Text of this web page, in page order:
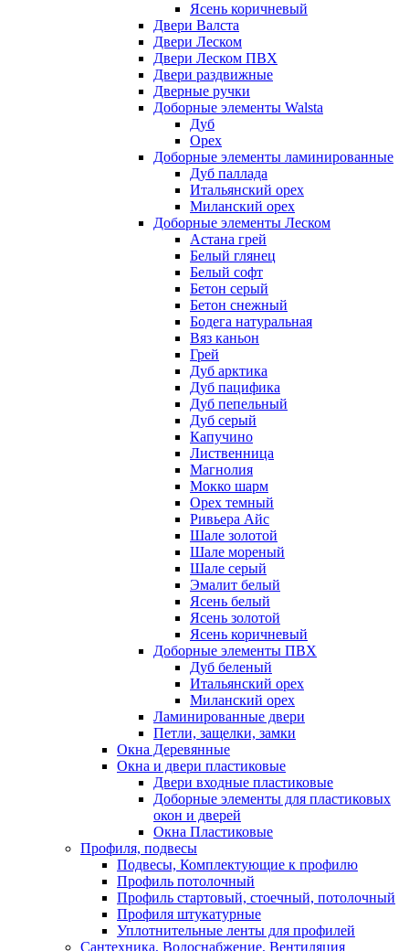
Ясень коричневый
Двери Валста
Двери Леском
Двери Леском ПВХ
Двери раздвижные
Дверные ручки
Доборные элементы Walsta
Дуб
Орех
Доборные элементы ламинированные
Дуб паллада
Итальянский орех
Миланский орех
Доборные элементы Леском
Астана грей
Белый глянец
Белый софт
Бетон серый
Бетон снежный
Бодега натуральная
Вяз каньон
Грей
Дуб арктика
Дуб пацифика
Дуб пепельный
Дуб серый
Капучино
Лиственница
Магнолия
Мокко шарм
Орех темный
Ривьера Айс
Шале золотой
Шале мореный
Шале серый
Эмалит белый
Ясень белый
Ясень золотой
Ясень коричневый
Доборные элементы ПВХ
Дуб беленый
Итальянский орех
Миланский орех
Ламинированные двери
Петли, защелки, замки
Окна Деревянные
Окна и двери пластиковые
Двери входные пластиковые
Доборные элементы для пластиковых
окон и дверей
Окна Пластиковые
Профиля, подвесы
Подвесы, Комплектующие к профилю
Профиль потолочный
Профиль стартовый, стоечный, потолочный
Профиля штукатурные
Уплотнительные ленты для профилей
Сантехника, Водоснабжение, Вентиляция